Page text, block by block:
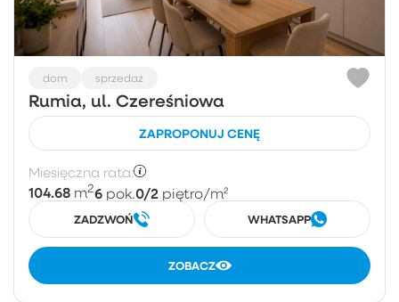
dom sprzedaż
Rumia, ul. Czereśniowa
ZAPROPONUJ CENĘ
Miesięczna rata:
104.68 m26 pok.0/2 piętro/m²
ZADZWOŃ WHATSAPP
ZOBACZ